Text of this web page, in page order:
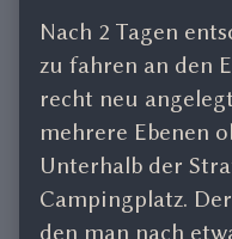
Nach 2 Tagen
zu fahren an den
recht neu
mehrere Ebenen
Unterhalb der
Campingplatz.
den man nach